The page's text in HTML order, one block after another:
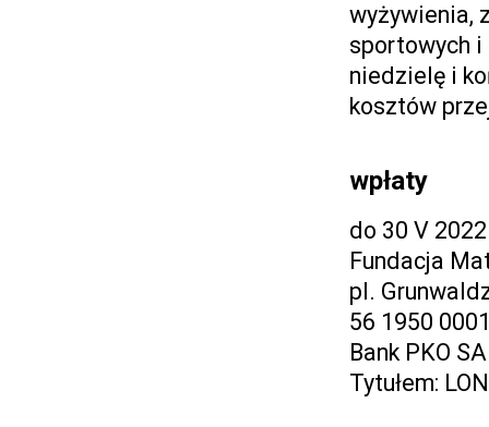
wyżywienia,
sportowych i
niedzielę i
kosztów
wpłaty
do 30 V
Fundacja
pl.
56 1950
Bank PKO SA
Tytułem: